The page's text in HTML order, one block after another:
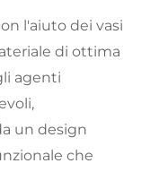
l'aiuto dei vasi
di ottima
agenti
un design
che